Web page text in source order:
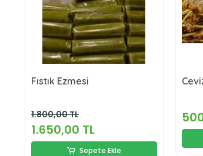
Fıstık Ezmesi
1.800,00 TL
1.650,00 TL
Sepete Ekle